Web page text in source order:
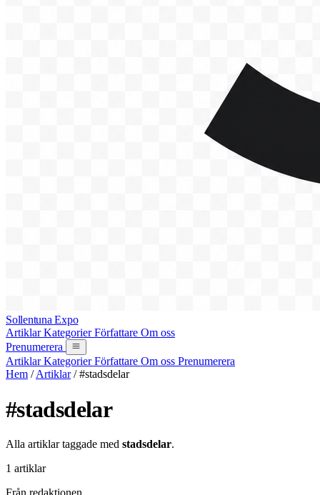
Sollentuna Expo
ArtiklarKategorierFörfattare Om oss
Prenumerera
ArtiklarKategorierFörfattare Om oss Prenumerera
Hem / Artiklar / #stadsdelar
#stadsdelar
Alla artiklar taggade med stadsdelar.
1 artiklar